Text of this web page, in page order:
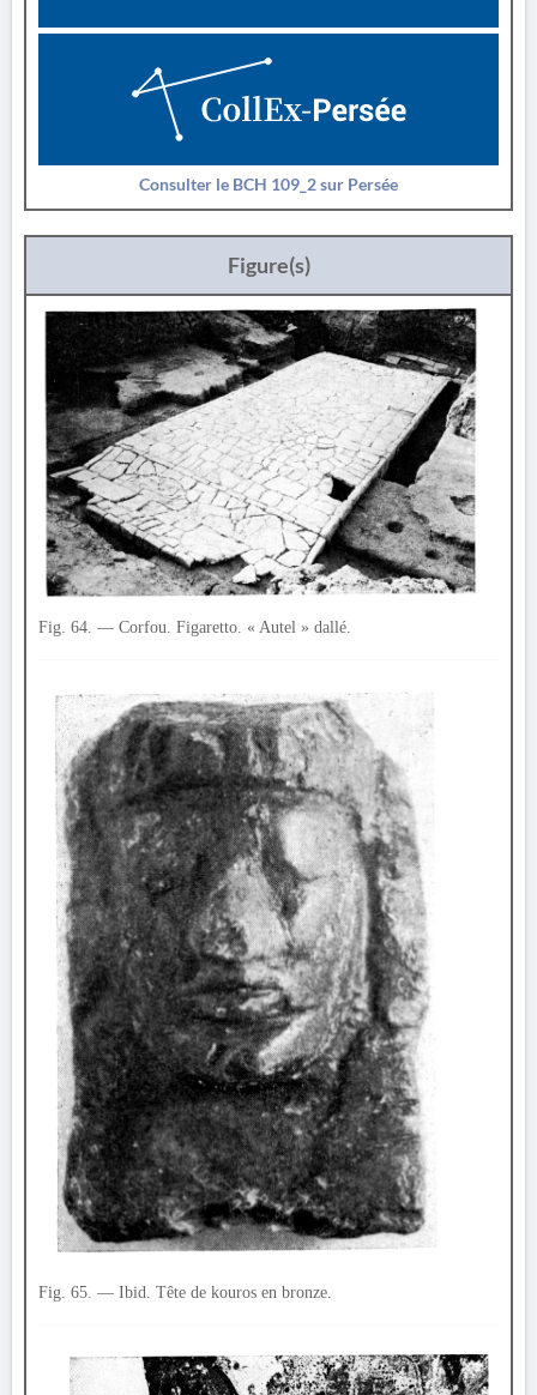
Consulter le BCH 109_2 sur Persée
Figure(s)
Fig. 64. — Corfou. Figaretto. « Autel » dallé.
Fig. 65. — Ibid. Tête de kouros en bronze.